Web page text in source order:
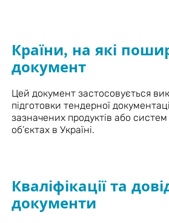
Країни, на які
документ
Цей документ застосовується
підготовки тендерної
зазначених продуктів або
об’єктах в Україні.
Кваліфікації та
документи